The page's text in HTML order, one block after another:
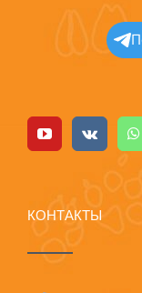
КОНТАКТЫ